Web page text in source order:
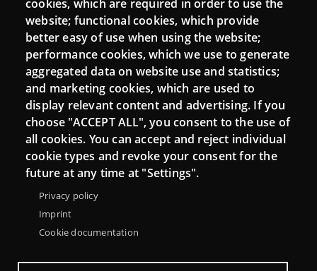
Mattermost Punt TIC
Moodle CampusLab
Connect
Contact
Newsletters
cookies, which are required in order to use the
website; functional cookies, which provide
better easy of use when using the website;
performance cookies, which we use to generate
aggregated data on website use and statistics;
and marketing cookies, which are used to
display relevant content and advertising. If you
choose "ACCEPT ALL", you consent to the use of
all cookies. You can accept and reject individual
cookie types and revoke your consent for the
future at any time at "Settings".
Privacy policy
Imprint
Cookie documentation